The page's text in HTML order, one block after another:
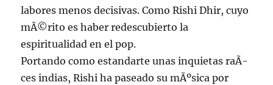
labores menos decisivas. Como Rishi Dhir, cuyo
mÃ©rito es haber redescubierto la
espiritualidad en el pop.
Portando como estandarte unas inquietas raÃ­
ces indias, Rishi ha paseado su mÃºsica por